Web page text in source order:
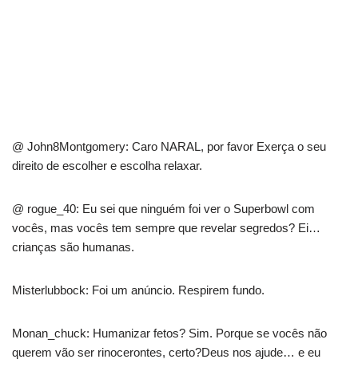
@ John8Montgomery: Caro NARAL, por favor Exerça o seu
direito de escolher e escolha relaxar.
@ rogue_40: Eu sei que ninguém foi ver o Superbowl com
vocês, mas vocês tem sempre que revelar segredos? Ei…
crianças são humanas.
Misterlubbock: Foi um anúncio. Respirem fundo.
Monan_chuck: Humanizar fetos? Sim. Porque se vocês não
querem vão ser rinocerontes, certo?Deus nos ajude… e eu